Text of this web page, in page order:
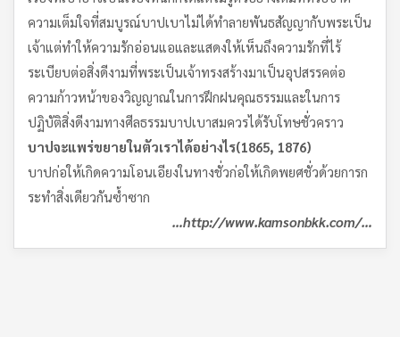
ความเต็มใจที่สมบูรณ์บาปเบาไม่ได้ทำลายพันธสัญญากับพระเป็น
เจ้าแต่ทำให้ความรักอ่อนแอและแสดงให้เห็นถึงความรักที่ไร้
ระเบียบต่อสิ่งดีงามที่พระเป็นเจ้าทรงสร้างมาเป็นอุปสรรคต่อ
ความก้าวหน้าของวิญญาณในการฝึกฝนคุณธรรมและในการ
ปฏิบัติสิ่งดีงามทางศีลธรรมบาปเบาสมควรได้รับโทษชั่วคราว
บาปจะแพร่ขยายในตัวเราได้อย่างไร(1865, 1876)
บาปก่อให้เกิดความโอนเอียงในทางชั่วก่อให้เกิดพยศชั่วด้วยการก
ระทำสิ่งเดียวกันซ้ำซาก
…http://www.kamsonbkk.com/…